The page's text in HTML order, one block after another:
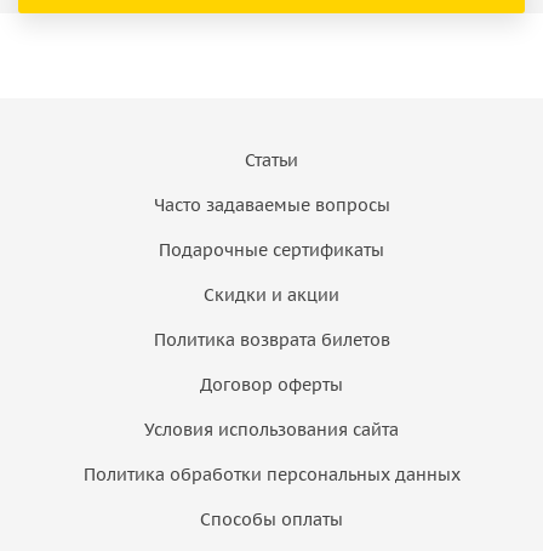
Статьи
Часто задаваемые вопросы
Подарочные сертификаты
Скидки и акции
Политика возврата билетов
Договор оферты
Условия использования сайта
Политика обработки персональных данных
Способы оплаты